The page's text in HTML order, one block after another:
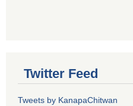
Twitter Feed
Tweets by KanapaChitwan